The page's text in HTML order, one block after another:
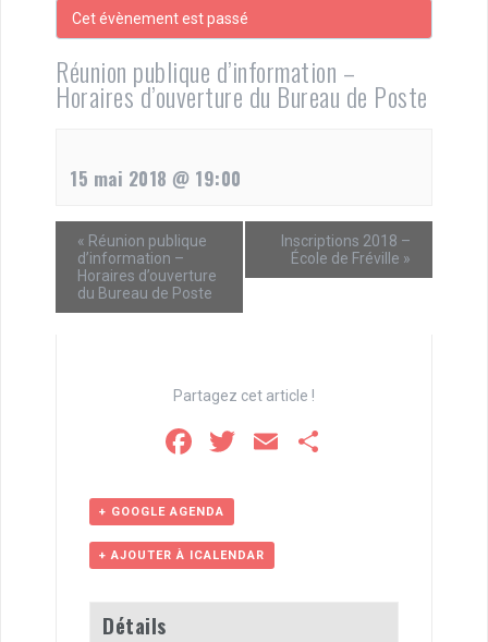
Cet évènement est passé
Réunion publique d’information –
Horaires d’ouverture du Bureau de Poste
15 mai 2018 @ 19:00
« Réunion publique
d’information –
Horaires d’ouverture
du Bureau de Poste
Inscriptions 2018 –
École de Fréville »
Partagez cet article !
F
ce
b
o
o
T
er
E
+ GOOGLE AGENDA
+ AJOUTER À ICALENDAR
Détails